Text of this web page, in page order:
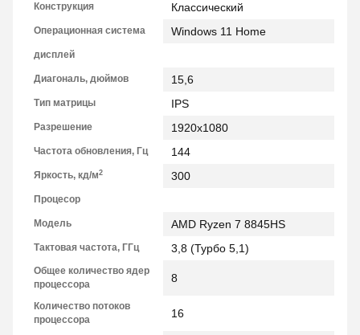
Конструкция Классический
Операционная система Windows 11 Home
дисплей
Диагональ, дюймов 15,6
Тип матрицы IPS
Разрешение 1920x1080
Частота обновления, Гц 144
Яркость, кд/м2 300
Процесор
Модель AMD Ryzen 7 8845HS
Тактовая частота, ГГц 3,8 (Турбо 5,1)
Общее количество ядер
процессора
8
Количество потоков
процессора
16